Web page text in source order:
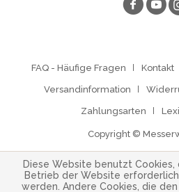
FAQ - Häufige Fragen Kontakt
Versandinformation
Zahlungsarten
Copyright ©
Diese Website benutzt
Betrieb der Website
werden. Andere Cookies, die